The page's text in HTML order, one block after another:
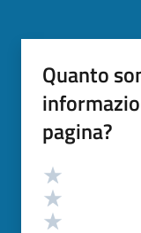
Quanto
pagina?
Valutazione